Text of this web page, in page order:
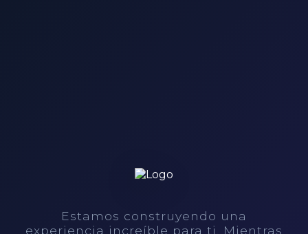
Estamos construyendo una
experiencia increíble para ti. Mientras